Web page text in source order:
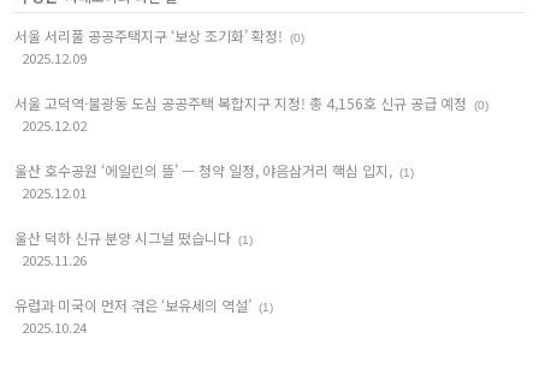
서울 서리풀 공공주택지구 ‘보상 조기화’ 확정!
(0)
2025.12.09
서울 고덕역·불광동 도심 공공주택 복합지구 지정! 총 4,156호 신규 공급 예정 (0)
2025.12.02
울산 호수공원 ‘에일린의 뜰’ — 청약 일정, 야음삼거리 핵심 입지, (1)
2025.12.01
울산 덕하 신규 분양 시그널 떴습니다 (1)
2025.11.26
유럽과 미국이 먼저 겪은 ‘보유세의 역설’ (1)
2025.10.24